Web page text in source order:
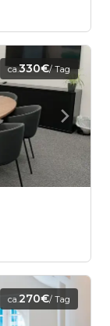
ca.330€/ Tag
ca.270€/ Tag